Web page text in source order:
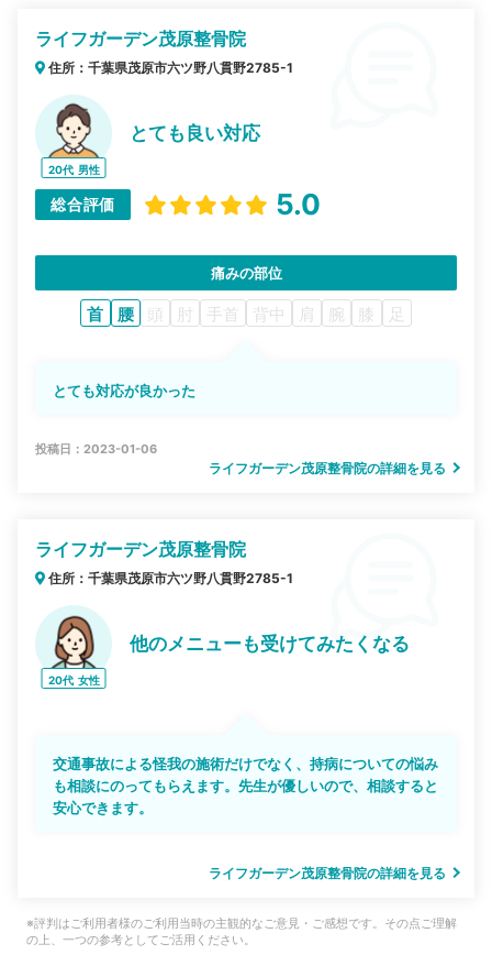
ライフガーデン茂原整骨院
住所：千葉県茂原市六ツ野八貫野2785-1
20代 男性
とても良い対応
総合評価 5.0
痛みの部位
首 腰 頭 肘 手首 背中 肩 腕 膝 足
とても対応が良かった
投稿日：2023-01-06
ライフガーデン茂原整骨院の詳細を見る
ライフガーデン茂原整骨院
住所：千葉県茂原市六ツ野八貫野2785-1
20代 女性
他のメニューも受けてみたくなる
交通事故による怪我の施術だけでなく、持病についての悩み
も相談にのってもらえます。先生が優しいので、相談すると
安心できます。
ライフガーデン茂原整骨院の詳細を見る
※評判はご利用者様のご利用当時の主観的なご意見・ご感想です。その点ご理解
の上、一つの参考としてご活用ください。